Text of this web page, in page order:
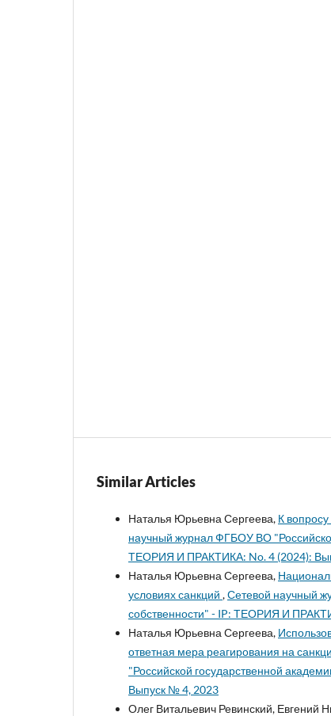
Similar Articles
Наталья Юрьевна Сергеева, К
научный журнал ФГБОУ ВО
ТЕОРИЯ И ПРАКТИКА: No. 4 (2024):
Наталья Юрьевна Сергеева,
условиях санкций ,Сетевой научный
собственности" - IP: ТЕОРИЯ И
Наталья Юрьевна Сергеева,
ответная мера реагирования на
"Российской государственной
Выпуск № 4, 2023
Олег Витальевич Ревинский, Евгений